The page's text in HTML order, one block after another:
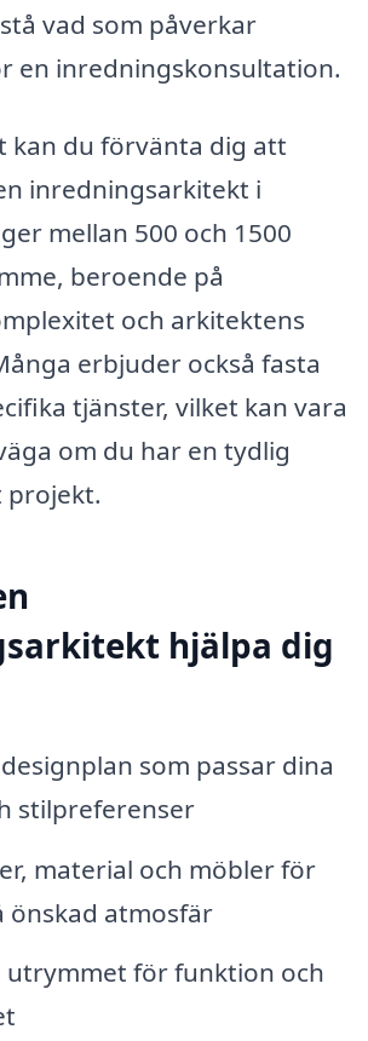
vad som påverkar
en inredningskonsultation.
kan du förvänta dig att
inredningsarkitekt i
mellan 500 och 1500
beroende på
och arkitektens
erbjuder också fasta
tjänster, vilket kan vara
om du har en tydlig
projekt.
hjälpa dig
som passar dina
stilpreferenser
material och möbler för
önskad atmosfär
utrymmet för funktion och